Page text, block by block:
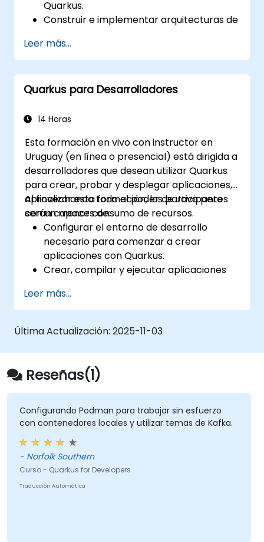
Quarkus.
Construir e implementar arquitecturas de
Utilizar GraalVM para la compilación
nativa y optimizar la eficiencia del inicio y
la memoria.
Empaquetar y contenerizar aplicaciones
Leer más...
Quarkus para Desarrolladores
14 Horas
Esta formación en vivo con instructor en
Uruguay (en línea o presencial) está dirigida a
desarrolladores que desean utilizar Quarkus
para crear, probar y desplegar aplicaciones,
aprovechando todo el poder de Java pero
con un menor consumo de recursos.
Al finalizar esta formación, los participantes
serán capaces de:
Configurar el entorno de desarrollo
necesario para comenzar a crear
aplicaciones con Quarkus.
Crear, compilar y ejecutar aplicaciones
Aprovechar las herramientas y
extensiones de Quarkus para construir
aplicaciones nativas mediante Maven.
aplicaciones con Docker.
Leer más...
Última Actualización: 2025-11-03
Reseñas(1)
Configurando Podman para trabajar sin esfuerzo
con contenedores locales y utilizar temas de Kafka.
- Norfolk Southern
Curso - Quarkus for Developers
Traducción Automática